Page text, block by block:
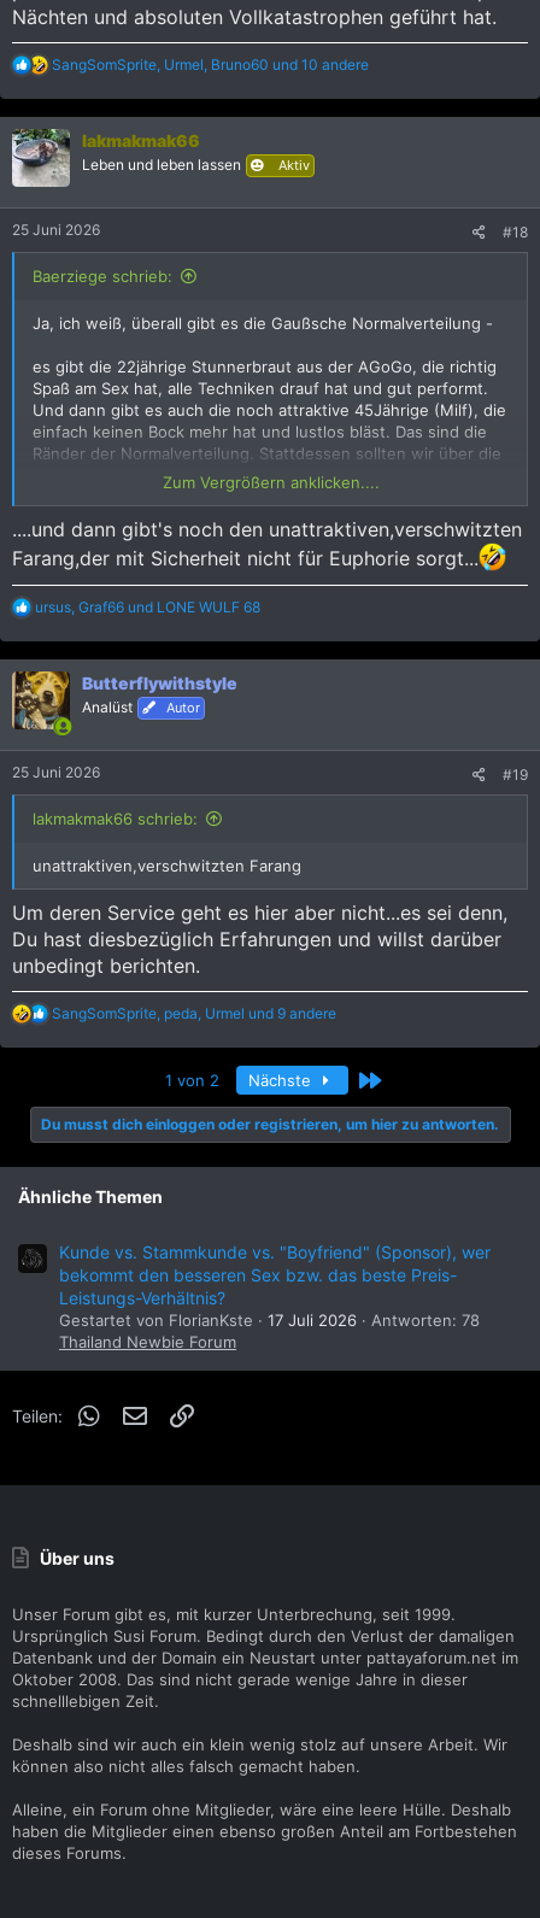
Nächten und absoluten Vollkatastrophen geführt hat.
R
a
k
t
i
o
n
:
SangSomSprite, Urmel, Bruno60 und 10 andere
lakmakmak66
Leben und leben lassen Aktiv
25 Juni 2026 #18
Baerziege schrieb:
Ja, ich weiß, überall gibt es die Gaußsche Normalverteilung -
es gibt die 22jährige Stunnerbraut aus der AGoGo, die richtig
Spaß am Sex hat, alle Techniken drauf hat und gut performt.
Und dann gibt es auch die noch attraktive 45Jährige (Milf), die
einfach keinen Bock mehr hat und lustlos bläst. Das sind die
Ränder der Normalverteilung. Stattdessen sollten wir über die
Mehrheit der Damen/Erfahrungen sprechen. Also eine 80/20,
Selbst habe ich die besten Erfahrungen in der Altersgruppe
von 35-50 gemacht. - Horny, Spaß am Sex, technisch gut und
guter Einsatz. Die etwas reifere Dame aus dem GC bringt
häufig mehr Befriedigung auf der Liege, als die junge, hübsche
Wie sind eure Erfahrungen?
Zum Vergrößern anklicken....
....und dann gibt's noch den unattraktiven,verschwitzten
Farang,der mit Sicherheit nicht für Euphorie sorgt...
R
a
k
t
i
o
n
:
ursus Graf66 und LONE WULF 68
Butterflywithstyle
Analüst Autor
25 Juni 2026 #19
lakmakmak66 schrieb:
unattraktiven,verschwitzten Farang
Um deren Service geht es hier aber nicht...es sei denn,
Du hast diesbezüglich Erfahrungen und willst darüber
unbedingt berichten.
R
a
i
o
n
e
:
SangSomSprite peda Urmel und 9 andere
1 von 2 Nächste Letzte
Du musst dich einloggen oder registrieren, um hier zu antworten.
Ähnliche Themen
Kunde vs. Stammkunde vs. "Boyfriend" (Sponsor), wer
bekommt den besseren Sex bzw. das beste Preis-
Leistungs-Verhältnis?
Gestartet von FlorianKste 17 Juli 2026
Antworten: 78
Thailand Newbie Forum
Teilen: WhatsApp
E-Mail
Über uns
Unser Forum gibt es, mit kurzer Unterbrechung, seit 1999.
Ursprünglich Susi Forum. Bedingt durch den Verlust der damaligen
Datenbank und der Domain ein Neustart unter pattayaforum.net im
Oktober 2008. Das sind nicht gerade wenige Jahre in dieser
schnelllebigen Zeit.
Deshalb sind wir auch ein klein wenig stolz auf unsere Arbeit. Wir
können also nicht alles falsch gemacht haben.
Alleine, ein Forum ohne Mitglieder, wäre eine leere Hülle. Deshalb
haben die Mitglieder einen ebenso großen Anteil am Fortbestehen
dieses Forums.